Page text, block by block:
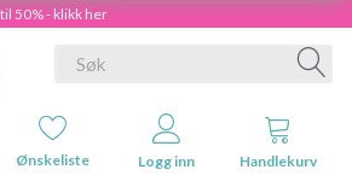
50% - klikk her
Ønskeliste Logg inn Handlekurv